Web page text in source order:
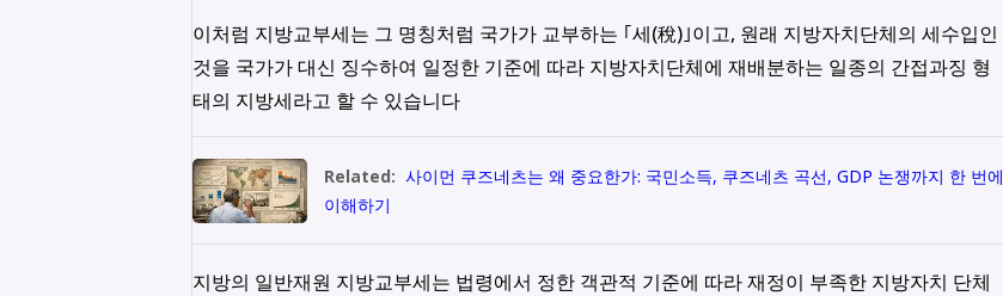
이처럼 지방교부세는 그 명칭처럼 국가가 교부하는 ｢세(稅)｣이고, 원래 지방자치단체의 세수입인
것을 국가가 대신 징수하여 일정한 기준에 따라 지방자치단체에 재배분하는 일종의 간접과징 형
태의 지방세라고 할 수 있습니다
Related: 사이먼 쿠즈네츠는 왜 중요한가: 국민소득, 쿠즈네츠 곡선, GDP 논쟁까지 한 번에
이해하기
지방의 일반재원 지방교부세는 법령에서 정한 객관적 기준에 따라 재정이 부족한 지방자치 단체